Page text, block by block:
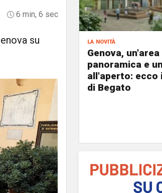
6 min, 6 sec
su
la novità
Genova,
panoramica e
all'aperto: ecco
di Begato